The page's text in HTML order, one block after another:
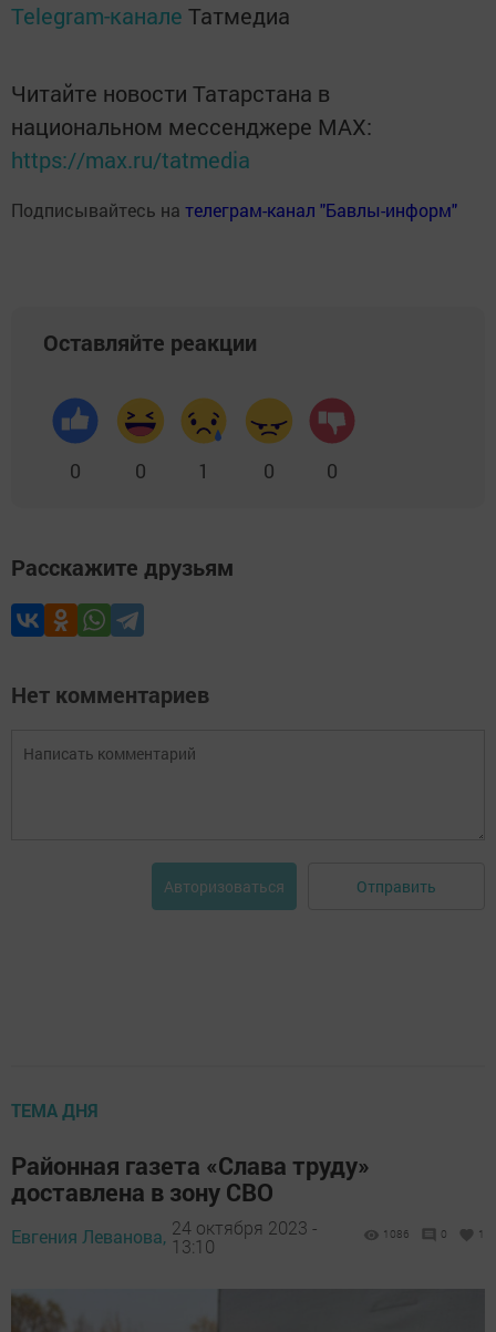
Telegram-канале Татмедиа
Читайте новости Татарстана в
национальном мессенджере MАХ:
https://max.ru/tatmedia
Подписывайтесь на телеграм-канал "Бавлы-информ"
Оставляйте реакции
0 0 1 0 0
Расскажите друзьям
Нет комментариев
Авторизоваться Отправить
ТЕМА ДНЯ
Районная газета «Слава труду»
доставлена в зону СВО
Евгения Леванова, 24 октября 2023 -
13:10
1086 0 1